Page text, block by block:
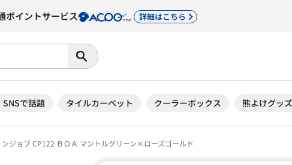
ポイントサービス 詳細はこちら
SNSで話題 タイルカーペット クーラーボックス 熊よけグッズ
ンジョブ CP122 ＢＯＡ マントルグリーン×ローズゴールド